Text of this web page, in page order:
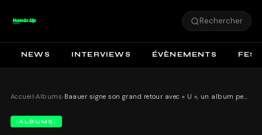
Rechercher
NEWS INTERVIEWS ÉVÈNEMENTS
Accueil›Albums› Baauer signe son grand retour avec « U », un album pensé pour faire du bien
ALBUMS